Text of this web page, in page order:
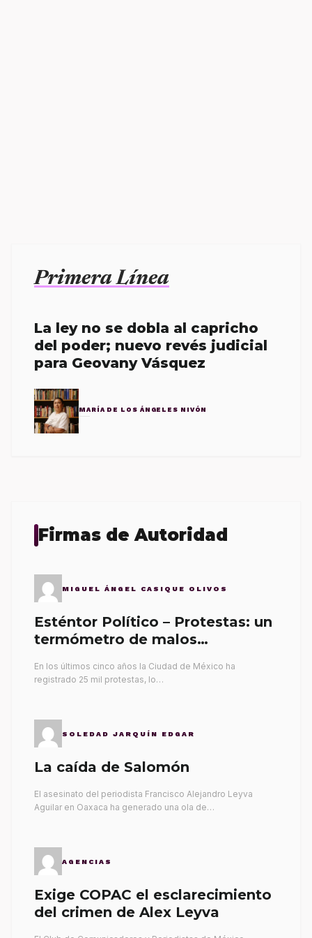
Primera Línea
La ley no se dobla al capricho
del poder; nuevo revés judicial
para Geovany Vásquez
MARÍA DE LOS ÁNGELES NIVÓN
Firmas de Autoridad
MIGUEL ÁNGEL CASIQUE OLIVOS
Esténtor Político – Protestas: un
termómetro de malos
En los últimos cinco años la Ciudad de México ha
registrado 25 mil protestas, lo…
SOLEDAD JARQUÍN EDGAR
La caída de Salomón
El asesinato del periodista Francisco Alejandro Leyva
Aguilar en Oaxaca ha generado una ola de…
AGENCIAS
Exige COPAC el esclarecimiento
del crimen de Alex Leyva